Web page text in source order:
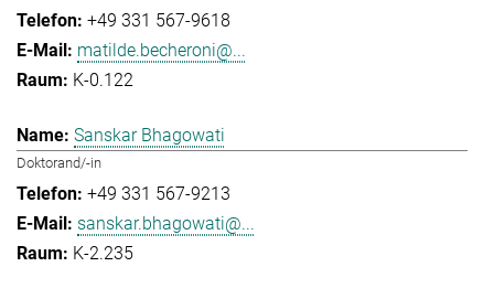
+49 331 567-9618
matilde.becheroni@...
K-0.122
Sanskar Bhagowati
Doktorand/-in
+49 331 567-9213
sanskar.bhagowati@...
K-2.235